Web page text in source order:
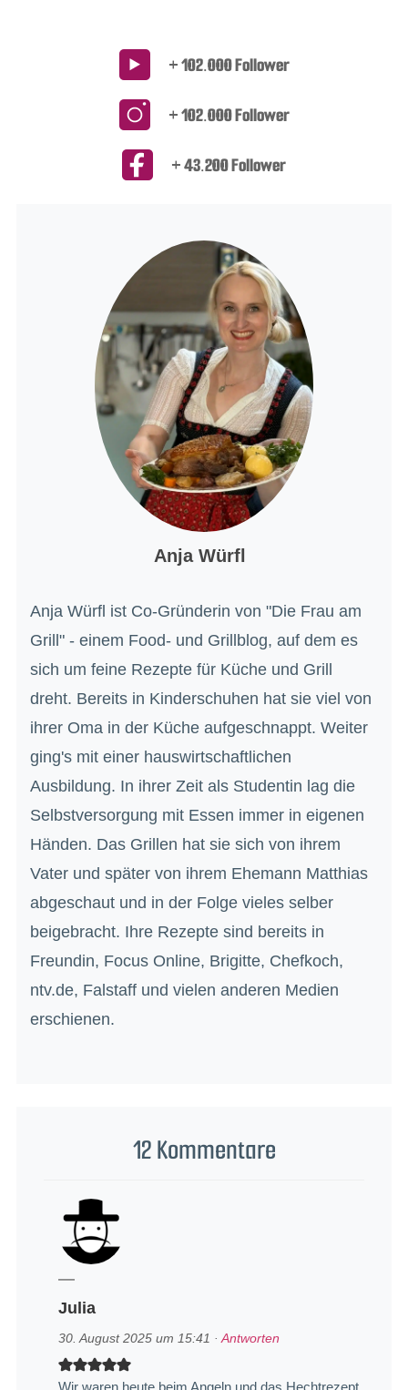
+ 102.000 Follower
+ 102.000 Follower
+ 43.200 Follower
Anja Würfl
Anja Würfl ist Co-Gründerin von "Die Frau am
Grill" - einem Food- und Grillblog, auf dem es
sich um feine Rezepte für Küche und Grill
dreht. Bereits in Kinderschuhen hat sie viel von
ihrer Oma in der Küche aufgeschnappt. Weiter
ging's mit einer hauswirtschaftlichen
Ausbildung. In ihrer Zeit als Studentin lag die
Selbstversorgung mit Essen immer in eigenen
Händen. Das Grillen hat sie sich von ihrem
Vater und später von ihrem Ehemann Matthias
abgeschaut und in der Folge vieles selber
beigebracht. Ihre Rezepte sind bereits in
Freundin, Focus Online, Brigitte, Chefkoch,
ntv.de, Falstaff und vielen anderen Medien
erschienen.
12 Kommentare
Julia
30. August 2025 um 15:41 · Antworten
Wir waren heute beim Angeln und das Hechtrezept